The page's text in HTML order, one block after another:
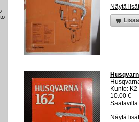
Näytä
Kunto:
10.00 €
Näytä